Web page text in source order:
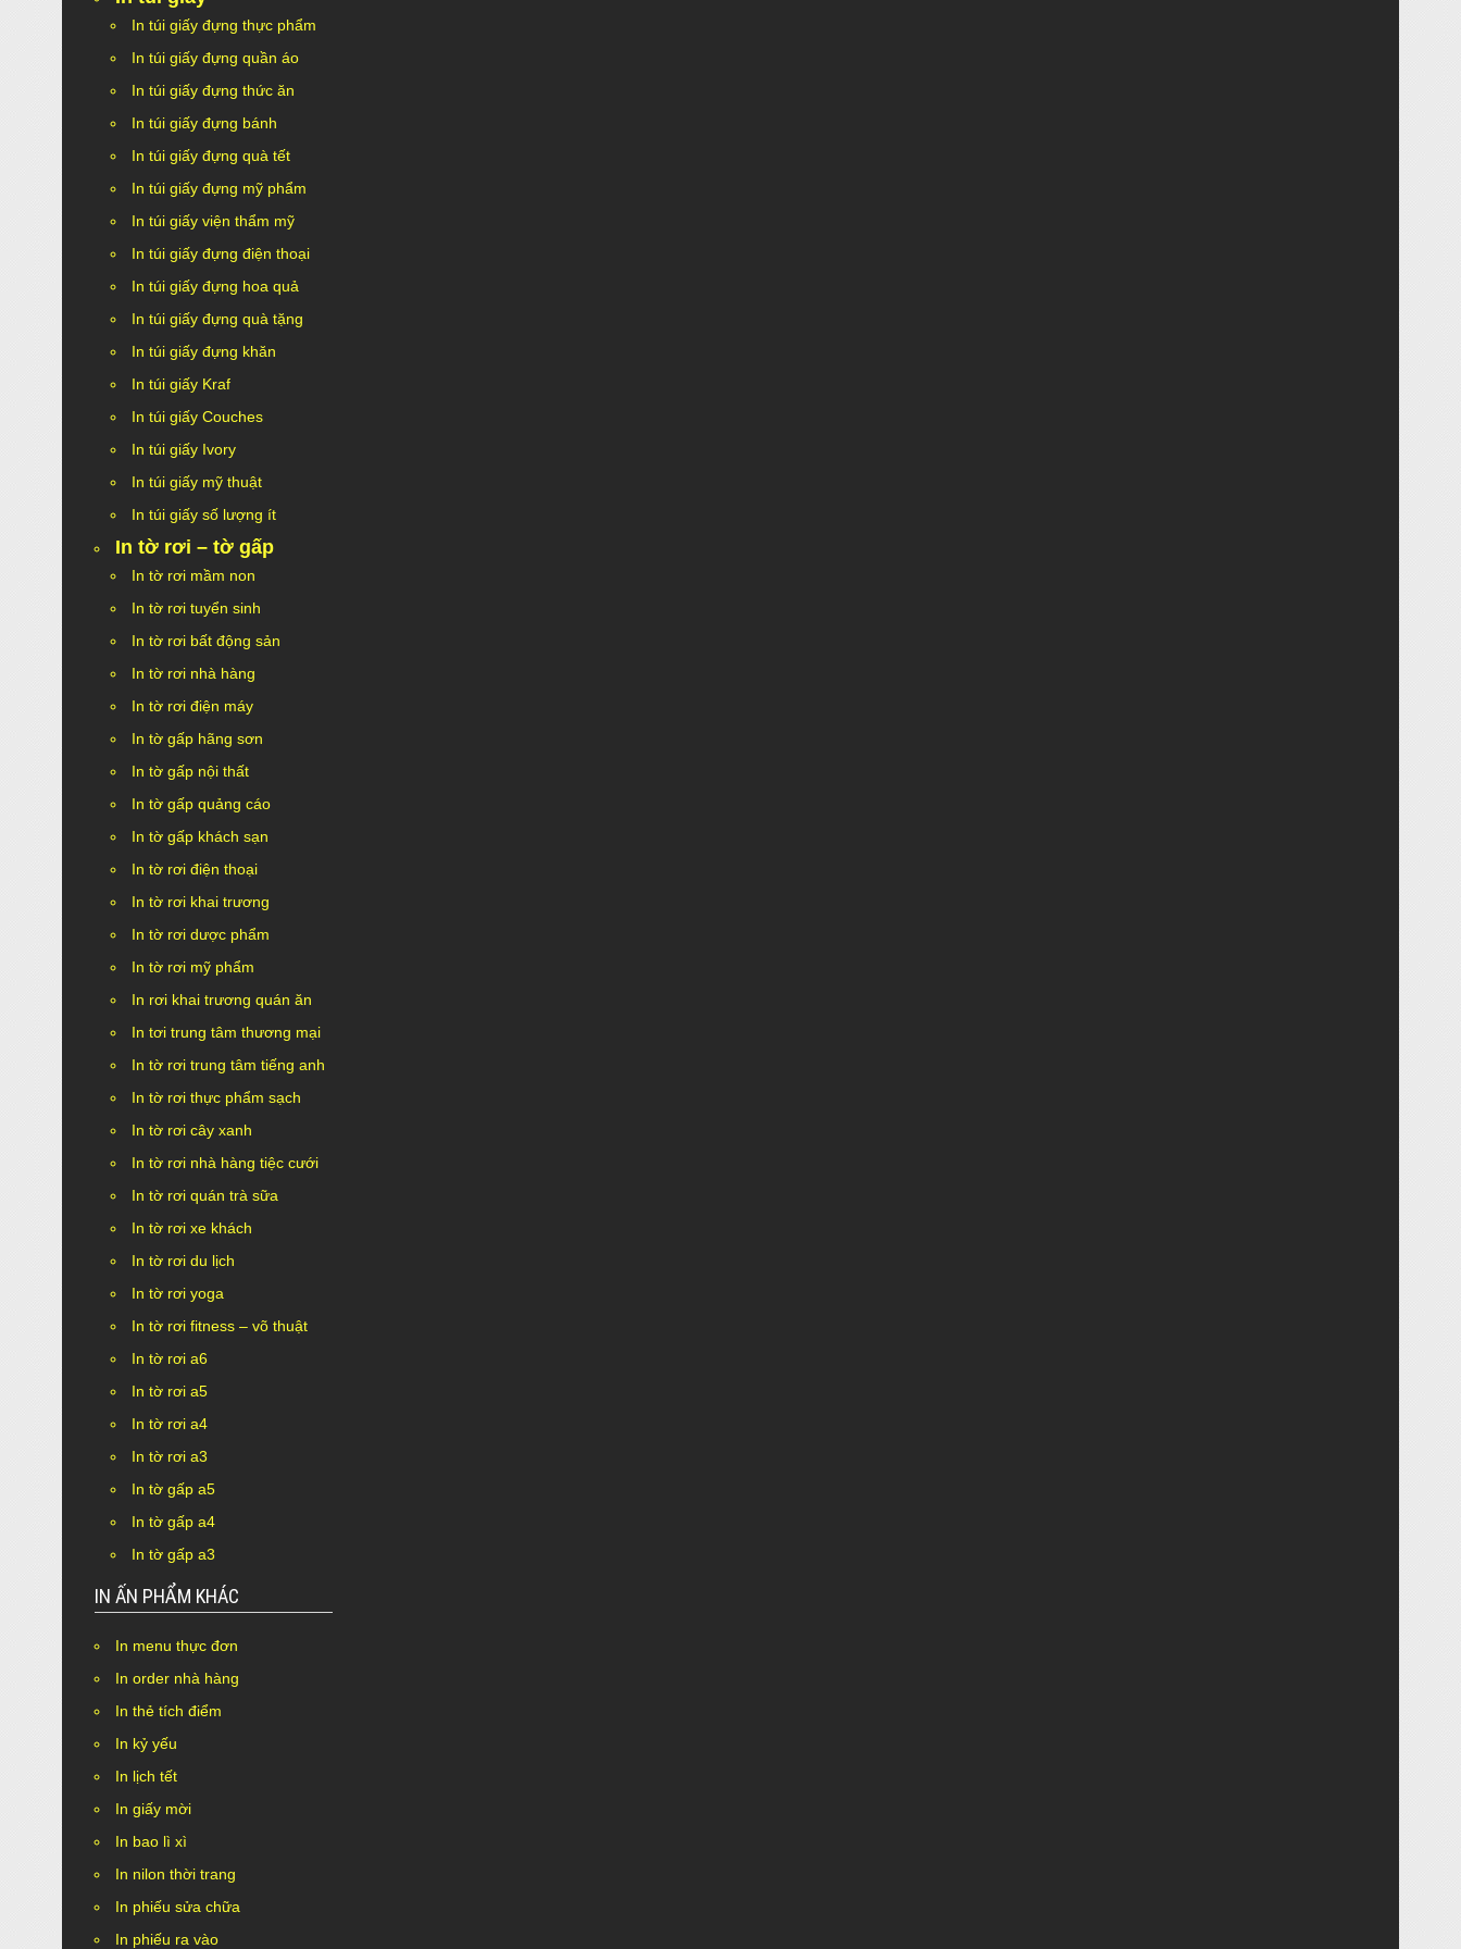
In túi giấy đựng thực phẩm
In túi giấy đựng quần áo
In túi giấy đựng thức ăn
In túi giấy đựng bánh
In túi giấy đựng quà tết
In túi giấy đựng mỹ phẩm
In túi giấy viện thẩm mỹ
In túi giấy đựng điện thoại
In túi giấy đựng hoa quả
In túi giấy đựng quà tặng
In túi giấy đựng khăn
In túi giấy Kraf
In túi giấy Couches
In túi giấy Ivory
In túi giấy mỹ thuật
In túi giấy số lượng ít
In tờ rơi – tờ gấp
In tờ rơi mầm non
In tờ rơi tuyển sinh
In tờ rơi bất động sản
In tờ rơi nhà hàng
In tờ rơi điện máy
In tờ gấp hãng sơn
In tờ gấp nội thất
In tờ gấp quảng cáo
In tờ gấp khách sạn
In tờ rơi điện thoại
In tờ rơi khai trương
In tờ rơi dược phẩm
In tờ rơi mỹ phẩm
In rơi khai trương quán ăn
In tơi trung tâm thương mại
In tờ rơi trung tâm tiếng anh
In tờ rơi thực phẩm sạch
In tờ rơi cây xanh
In tờ rơi nhà hàng tiệc cưới
In tờ rơi quán trà sữa
In tờ rơi xe khách
In tờ rơi du lịch
In tờ rơi yoga
In tờ rơi fitness – võ thuật
In tờ rơi a6
In tờ rơi a5
In tờ rơi a4
In tờ rơi a3
In tờ gấp a5
In tờ gấp a4
In tờ gấp a3
IN ẤN PHẨM KHÁC
In menu thực đơn
In order nhà hàng
In thẻ tích điểm
In kỷ yếu
In lịch tết
In giấy mời
In bao lì xì
In nilon thời trang
In phiếu sửa chữa
In phiếu ra vào